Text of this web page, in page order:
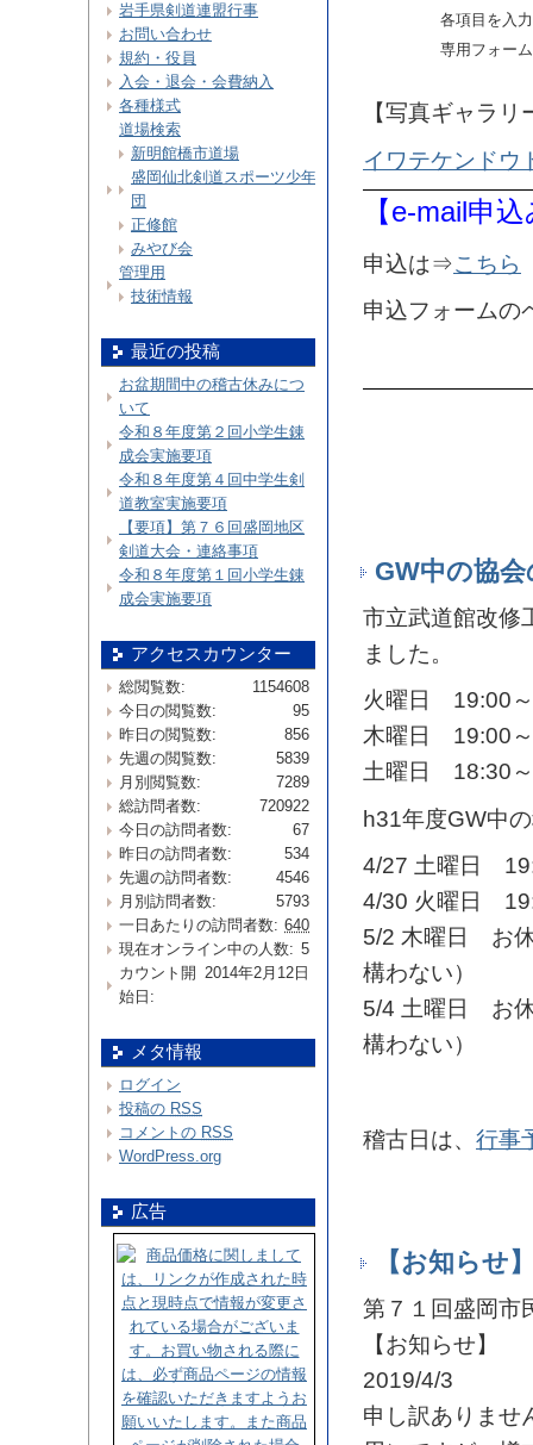
各項目を入
専用フォー
【写真ギャラリ
イワテケンドウ
【e-mail申
申込は⇒こちら
申込フォームの
GW中の協
市立武道館改修
ました。
火曜日 19:00
木曜日 19:00
土曜日 18:30
h31年度GW中
4/27 土曜日
4/30 火曜日
5/2 木曜日 お休
構わない）
5/4 土曜日 お休
構わない）
稽古日は、 行事
【お知らせ
第７１回盛岡市
【お知らせ】
2019/4/3
申し訳ありませ
岩手県剣道連盟行事
お問い合わせ
規約・役員
入会・退会・会費納入
各種様式
道場検索
新明館橋市道場
盛岡仙北剣道スポーツ少年
団
正修館
みやび会
管理用
技術情報
最近の投稿
お盆期間中の稽古休みにつ
いて
令和８年度第２回小学生錬
成会実施要項
令和８年度第４回中学生剣
道教室実施要項
【要項】第７６回盛岡地区
剣道大会・連絡事項
令和８年度第１回小学生錬
成会実施要項
アクセスカウンター
1154608
総閲覧数:
95
今日の閲覧数:
856
昨日の閲覧数:
5839
先週の閲覧数:
7289
月別閲覧数:
720922
総訪問者数:
67
今日の訪問者数:
534
昨日の訪問者数:
4546
先週の訪問者数:
5793
月別訪問者数:
640
一日あたりの訪問者数:
5
現在オンライン中の人数:
2014年2月12日
カウント開
始日:
メタ情報
ログイン
投稿の RSS
コメントの RSS
WordPress.org
広告